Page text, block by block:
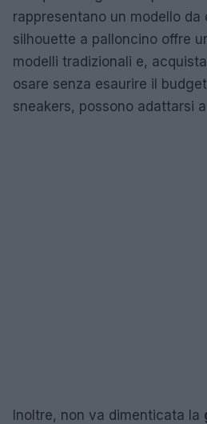
rappresentano un modello da
silhouette a palloncino offre
modelli tradizionali e,
osare senza esaurire il
sneakers, possono adattarsi
Inoltre, non va dimenticata la